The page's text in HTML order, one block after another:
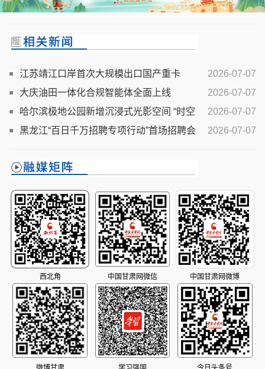
2026-07-07
江苏靖江口岸首次大规模出口国产重卡
2026-07-07
大庆油田一体化合规智能体全面上线
2026-07-07
哈尔滨极地公园新增沉浸式光影空间 “时空
幻镜”正式对外开放
2026-07-07
黑龙江“百日千万招聘专项行动”首场招聘会
西北角 中国甘肃网微信 中国甘肃网微博